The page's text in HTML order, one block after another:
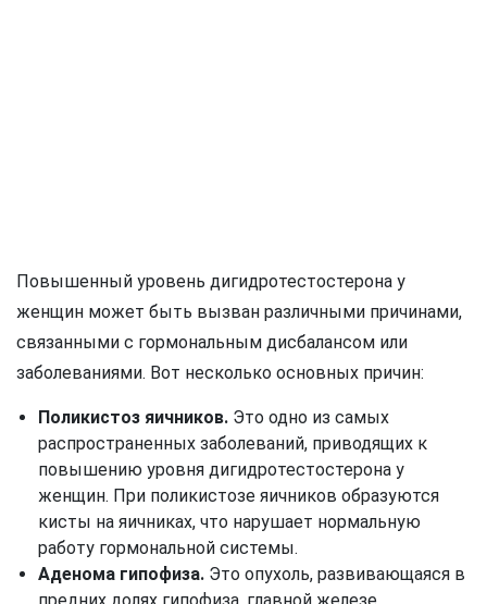
Повышенный уровень дигидротестостерона у
женщин может быть вызван различными причинами,
связанными с гормональным дисбалансом или
заболеваниями. Вот несколько основных причин:
Поликистоз яичников. Это одно из самых
распространенных заболеваний, приводящих к
повышению уровня дигидротестостерона у
женщин. При поликистозе яичников образуются
кисты на яичниках, что нарушает нормальную
работу гормональной системы.
Аденома гипофиза. Это опухоль, развивающаяся в